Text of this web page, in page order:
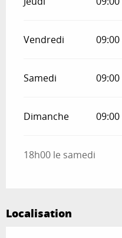
Vendredi 09:00
Samedi 09:00
Dimanche 09:00
18h00 le samedi
Localisation